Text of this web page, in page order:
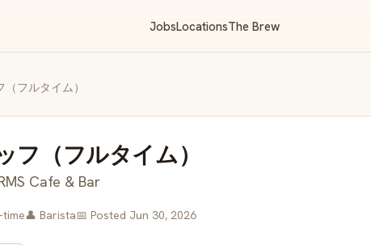
JobsLocationsThe Brew
フルタイム）
フ（フルタイム）
Cafe & Bar
time👤 Barista📅 Posted Jun 30, 2026